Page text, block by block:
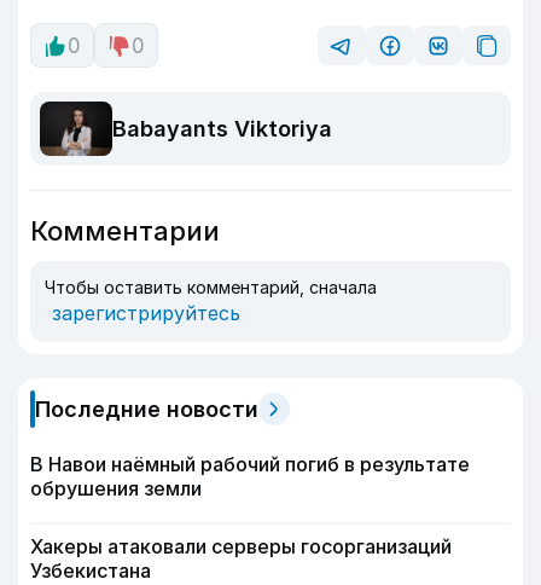
0 0
Babayants Viktoriya
Комментарии
Чтобы оставить комментарий, сначала
зарегистрируйтесь
Последние новости
В Навои наёмный рабочий погиб в результате
обрушения земли
Хакеры атаковали серверы госорганизаций
Узбекистана